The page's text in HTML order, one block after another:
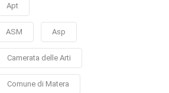
Apt
ASM Asp
Camerata delle Arti
Comune di Matera